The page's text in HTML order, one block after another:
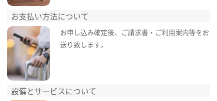
お支払い方法について
お申し込み確定後、ご請求書・ご利用案内等をお
送り致します。
設備とサービスについて